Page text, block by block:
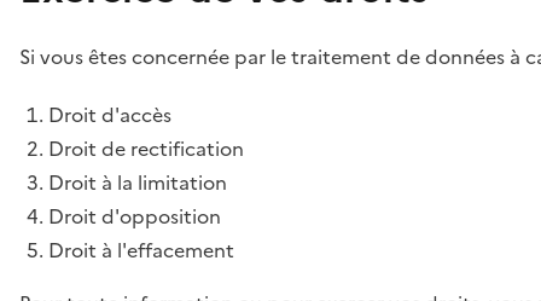
Si vous êtes concernée par le traitement de données à
Droit d'accès
Droit de rectification
Droit à la limitation
Droit d'opposition
Droit à l'effacement